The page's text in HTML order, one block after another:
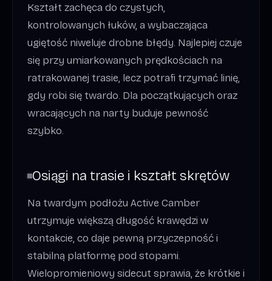
Kształt zachęca do czystych,
kontrolowanych łuków, a wybaczająca
ugiętość niweluje drobne błędy. Najlepiej czuje
się przy umiarkowanych prędkościach na
ratrakowanej trasie, lecz potrafi trzymać linię,
gdy robi się twardo. Dla początkujących oraz
wracających na narty buduje pewność
szybko.
Osiągi na trasie i kształt skrętów
Na twardym podłożu Active Camber
utrzymuje większą długość krawędzi w
kontakcie, co daje pewną przyczepność i
stabilną platformę pod stopami.
Wielopromieniowy sidecut sprawia, że krótkie i